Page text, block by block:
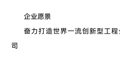
企业愿景
奋力打造世界一流创新型工程
司